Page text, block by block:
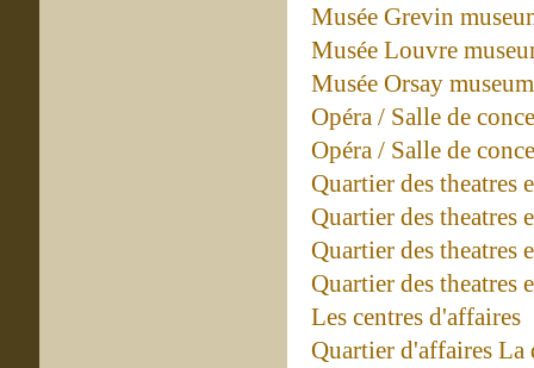
Musée Grevin
Musée Louvre
Musée Orsay
Opéra / Salle de
Opéra / Salle de
Quartier des theatres
Quartier des theatres
Quartier des
Quartier des theatres
Les centres d'affaires
Quartier d'affaires La